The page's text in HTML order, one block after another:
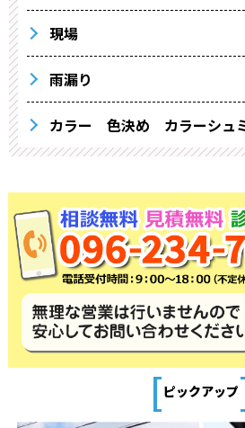
現場
雨漏り
カラー 色決め カラーシュ
[ピックアップ